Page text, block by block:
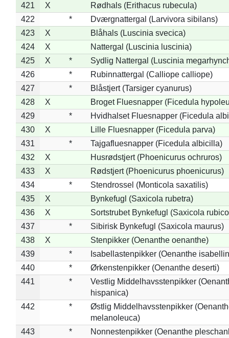
421
X
Rødhals (Erithacus rubecula)
422
*
Dværgnattergal (Larvivora sibilans)
423
X
Blåhals (Luscinia svecica)
424
X
Nattergal (Luscinia luscinia)
425
X *
Sydlig Nattergal (Luscinia
426
*
Rubinnattergal (Calliope calliope)
427
*
Blåstjert (Tarsiger cyanurus)
428
X
Broget Fluesnapper (Ficedula
429
*
Hvidhalset Fluesnapper (Ficedula
430
X
Lille Fluesnapper (Ficedula parva)
431
*
Tajgafluesnapper (Ficedula albicilla)
432
X
Husrødstjert (Phoenicurus ochruros)
433
X
Rødstjert (Phoenicurus phoenicurus)
434
*
Stendrossel (Monticola saxatilis)
435
X
Bynkefugl (Saxicola rubetra)
436
X
Sortstrubet Bynkefugl (Saxicola
437
*
Sibirisk Bynkefugl (Saxicola maurus)
438
X
Stenpikker (Oenanthe oenanthe)
439
*
Isabellastenpikker (Oenanthe
440
*
Ørkenstenpikker (Oenanthe deserti)
441
*
Vestlig Middelhavsstenpikker
hispanica)
442
*
Østlig Middelhavsstenpikker
melanoleuca)
443
*
Nonnestenpikker (Oenanthe